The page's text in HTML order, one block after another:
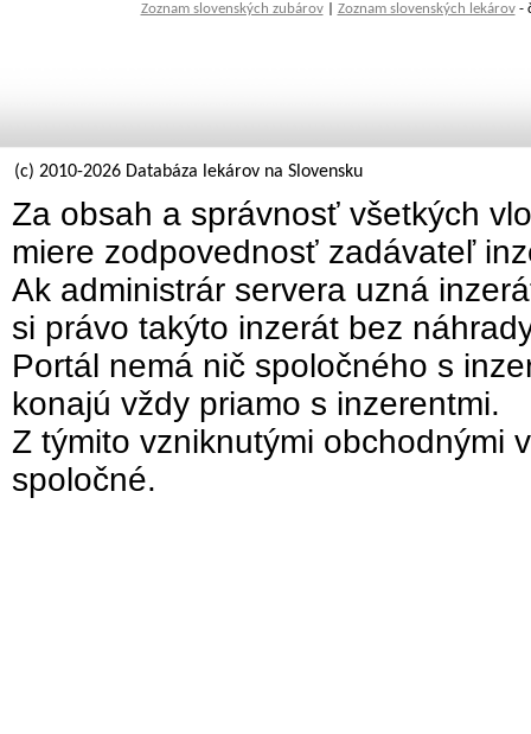
Zoznam slovenských zubárov| Zoznam slovenských lekárov-
(c) 2010-2026 Databáza lekárov na Slovensku
Za obsah a správnosť všetkých
miere zodpovednosť zadávateľ
Ak administrár servera uzná
si právo takýto inzerát bez
Portál nemá nič spoločného s
konajú vždy priamo s inzerentmi.
Z týmito vzniknutými obchodnými
spoločné.